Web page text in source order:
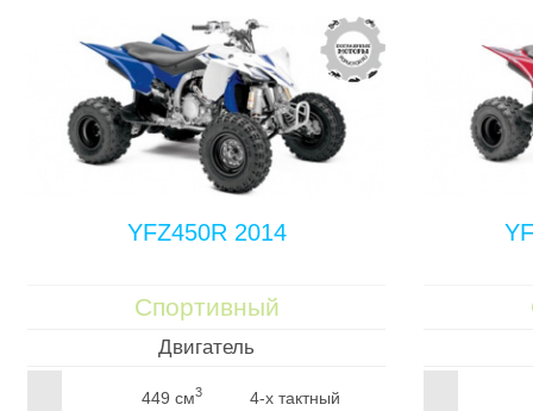
YFZ450R 2014
Спортивный
Двигатель
449 см3 4-х тактный